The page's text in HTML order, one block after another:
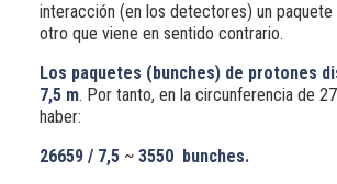
interacción (en los detectores) un
otro que viene en sentido contrario.
Los paquetes (bunches) de protones
7,5 m. Por tanto, en la circunferencia de
haber:
26659 / 7,5 ~ 3550 bunches.